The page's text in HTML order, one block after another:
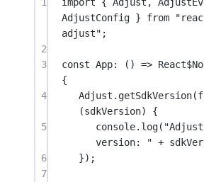
AdjustConfig } from
adjust" ;
2
3
const App: () =>
{
4
Adjust. getSdkVersion(
(sdkVersion) {
5
console. log( "Adjust
version: " +
6
});
7